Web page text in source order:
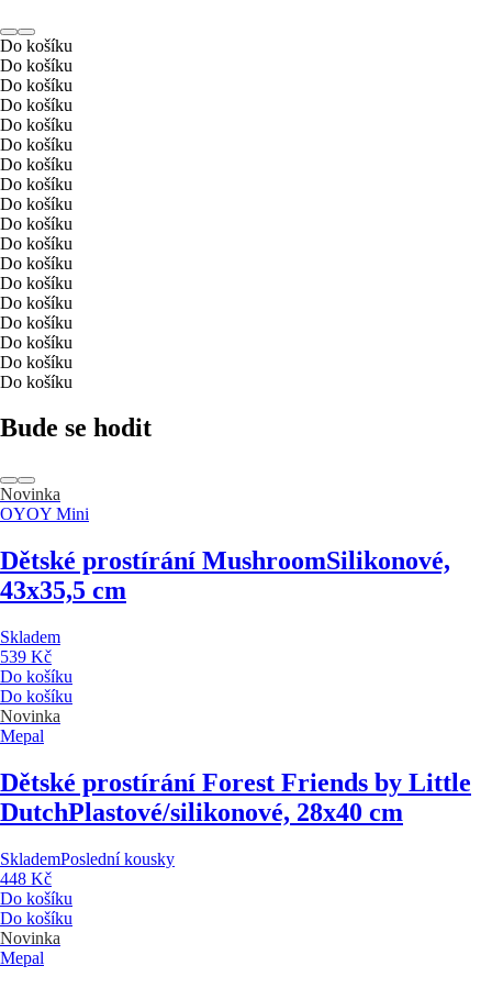
Do košíku
Do košíku
Do košíku
Do košíku
Do košíku
Do košíku
Do košíku
Do košíku
Do košíku
Do košíku
Do košíku
Do košíku
Do košíku
Do košíku
Do košíku
Do košíku
Do košíku
Do košíku
Bude se hodit
Novinka
OYOY Mini
Dětské prostírání MushroomSilikonové,
43x35,5 cm
Skladem
539 Kč
Do košíku
Do košíku
Novinka
Mepal
Dětské prostírání Forest Friends by Little
DutchPlastové/silikonové, 28x40 cm
SklademPoslední kousky
448 Kč
Do košíku
Do košíku
Novinka
Mepal